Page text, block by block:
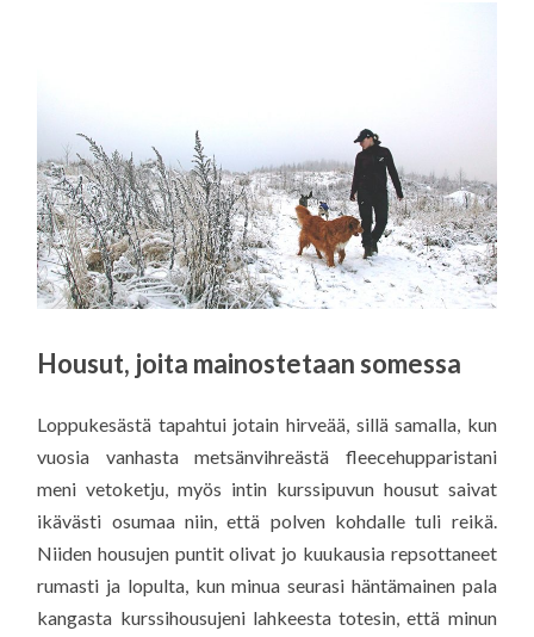
Housut, joita mainostetaan somessa
Loppukesästä tapahtui jotain hirveää, sillä samalla, kun
vuosia vanhasta metsänvihreästä fleecehupparistani
meni vetoketju, myös intin kurssipuvun housut saivat
ikävästi osumaa niin, että polven kohdalle tuli reikä.
Niiden housujen puntit olivat jo kuukausia repsottaneet
rumasti ja lopulta, kun minua seurasi häntämainen pala
kangasta kurssihousujeni lahkeesta totesin, että minun